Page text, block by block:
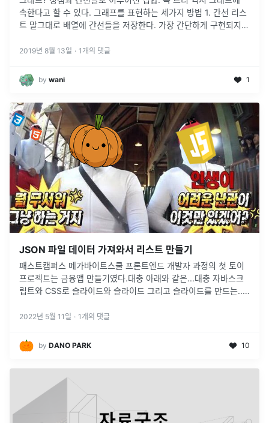
속한다고 할 수 있다. 그래프를 표현하는 세가지 방법 1. 간선 리스
트 말그대로 배열에 간선들을 저장한다. 가장 간단하게 구현되지만
2019년 8월 13일 · 1 개의 댓글
by wani 1
JSON 파일 데이터 가져와서 리스트 만들기
패스트캠퍼스 메가바이트스쿨 프론트엔드 개발자 과정의 첫 토이
프로젝트는 금융앱 만들기였다.대충 아래와 같은...대충 자바스크
립트와 CSS로 슬라이드와 슬라이드 그리고 슬라이드를 만드는...
와줘잉아래의...
2022년 5월 11일 · 1 개의 댓글
by DANO PARK 10